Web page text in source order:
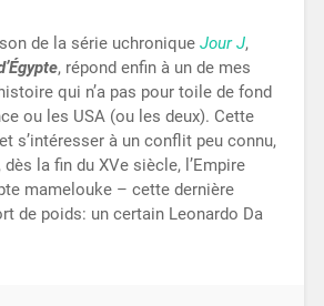
de la série uchronique Jour J,
, répond enfin à un de mes
qui n’a pas pour toile de fond
ou les USA (ou les deux). Cette
s’intéresser à un conflit peu connu,
la fin du XVe siècle, l’Empire
mamelouke – cette dernière
de poids: un certain Leonardo Da